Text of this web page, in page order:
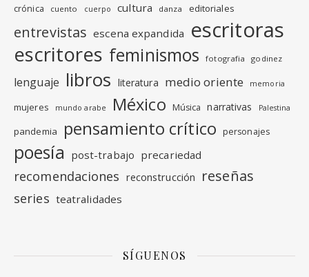
crónica cuento cuerpo cultura danza editoriales
entrevistas escena expandida escritoras
escritores feminismos fotografia godinez
lenguaje libros literatura medio oriente memoria
mujeres mundo arabe México Música narrativas Palestina
pandemia pensamiento crítico personajes
poesía post-trabajo precariedad
recomendaciones reconstrucción reseñas
series teatralidades
SÍGUENOS